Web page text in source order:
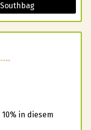
in diesem